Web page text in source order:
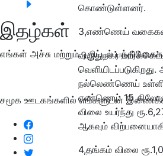
இதழ்கள்
எங்கள் அச்சு மற்றும் டிஜிட்டல்
சமூக ஊடகங்களில் எங்களுடன்
கொண்டுள்ளனர்.
3,எண்ணெய் வகைகள்
விருதுநகர்
நல்லெண்ணெய்
எண்ணெய் 15
விலை உயர்ந்து
ஆகவும்
4,தங்கம் விலை